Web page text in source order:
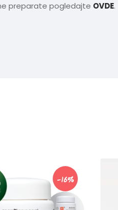
preparate pogledajte OVDE.
-16%